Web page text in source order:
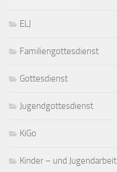
ELJ
Familiengottesdienst
Gottesdienst
Jugendgottesdienst
KiGo
Kinder – und Jugendarbeit